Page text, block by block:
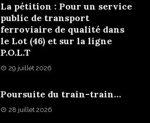
La pétition : Pour un service
public de transport
ferroviaire de qualité dans
le Lot (46) et sur la ligne
P.O.L.T
29 juillet 2026
Poursuite du train-train…
28 juillet 2026